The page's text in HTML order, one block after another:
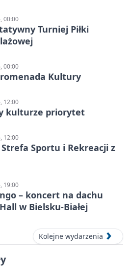
00:00
Turniej Piłki
00:00
Kultury
12:00
kulturze priorytet
12:00
Sportu i Rekreacji z
19:00
– koncert na dachu
w Bielsku-Białej
Kolejne wydarzenia